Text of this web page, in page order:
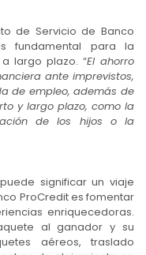
de Servicio de Banco
fundamental para la
largo plazo. “El ahorro
ante imprevistos,
de empleo, además de
y largo plazo, como la
de los hijos o la
significar un viaje
ProCredit es fomentar
enriquecedoras.
al ganador y su
aéreos, traslado